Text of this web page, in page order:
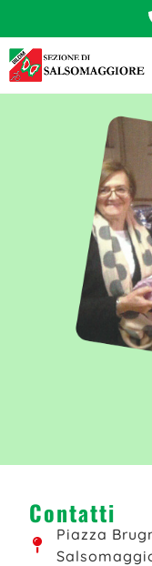
Contatti
Piazza